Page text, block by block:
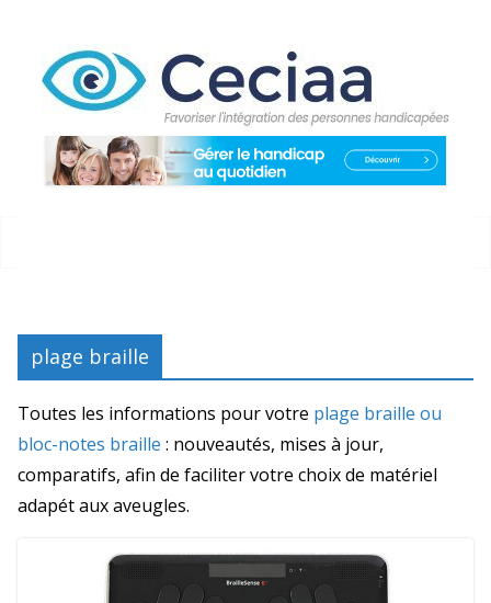
contenu
plage braille
Toutes les informations pour votre plage braille ou
bloc-notes braille : nouveautés, mises à jour,
comparatifs, afin de faciliter votre choix de matériel
adapét aux aveugles.